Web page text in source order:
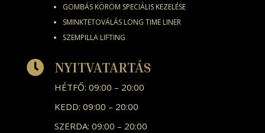
GOMBÁS KÖRÖM SPECIÁLIS KEZELÉSE
SMINKTETOVÁLÁS LONG TIME LINER
SZEMPILLA LIFTING
 NYITVATARTÁS
HÉTFŐ: 09:00 – 20:00
KEDD: 09:00 – 20:00
SZERDA: 09:00 – 20:00